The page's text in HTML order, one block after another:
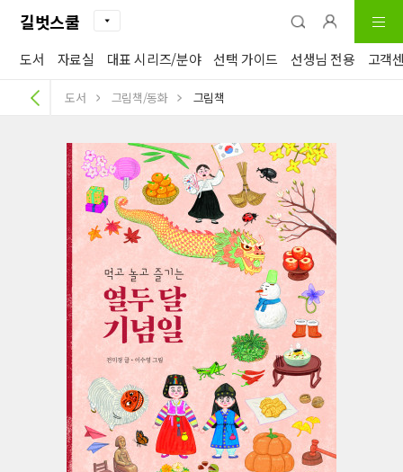
길벗스쿨
도서 자료실 대표 시리즈/분야 선택 가이드 선생님 전용 고객
도서 그림책/동화 그림책